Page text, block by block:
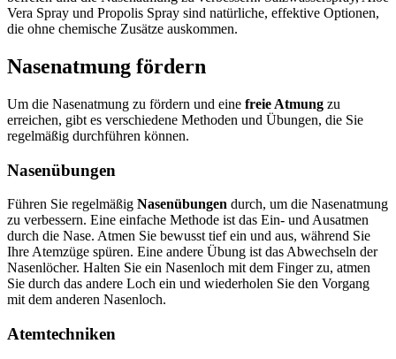
Vera Spray und Propolis Spray sind natürliche, effektive Optionen,
die ohne chemische Zusätze auskommen.
Nasenatmung fördern
Um die Nasenatmung zu fördern und eine freie Atmung zu
erreichen, gibt es verschiedene Methoden und Übungen, die Sie
regelmäßig durchführen können.
Nasenübungen
Führen Sie regelmäßig Nasenübungen durch, um die Nasenatmung
zu verbessern. Eine einfache Methode ist das Ein- und Ausatmen
durch die Nase. Atmen Sie bewusst tief ein und aus, während Sie
Ihre Atemzüge spüren. Eine andere Übung ist das Abwechseln der
Nasenlöcher. Halten Sie ein Nasenloch mit dem Finger zu, atmen
Sie durch das andere Loch ein und wiederholen Sie den Vorgang
mit dem anderen Nasenloch.
Atemtechniken